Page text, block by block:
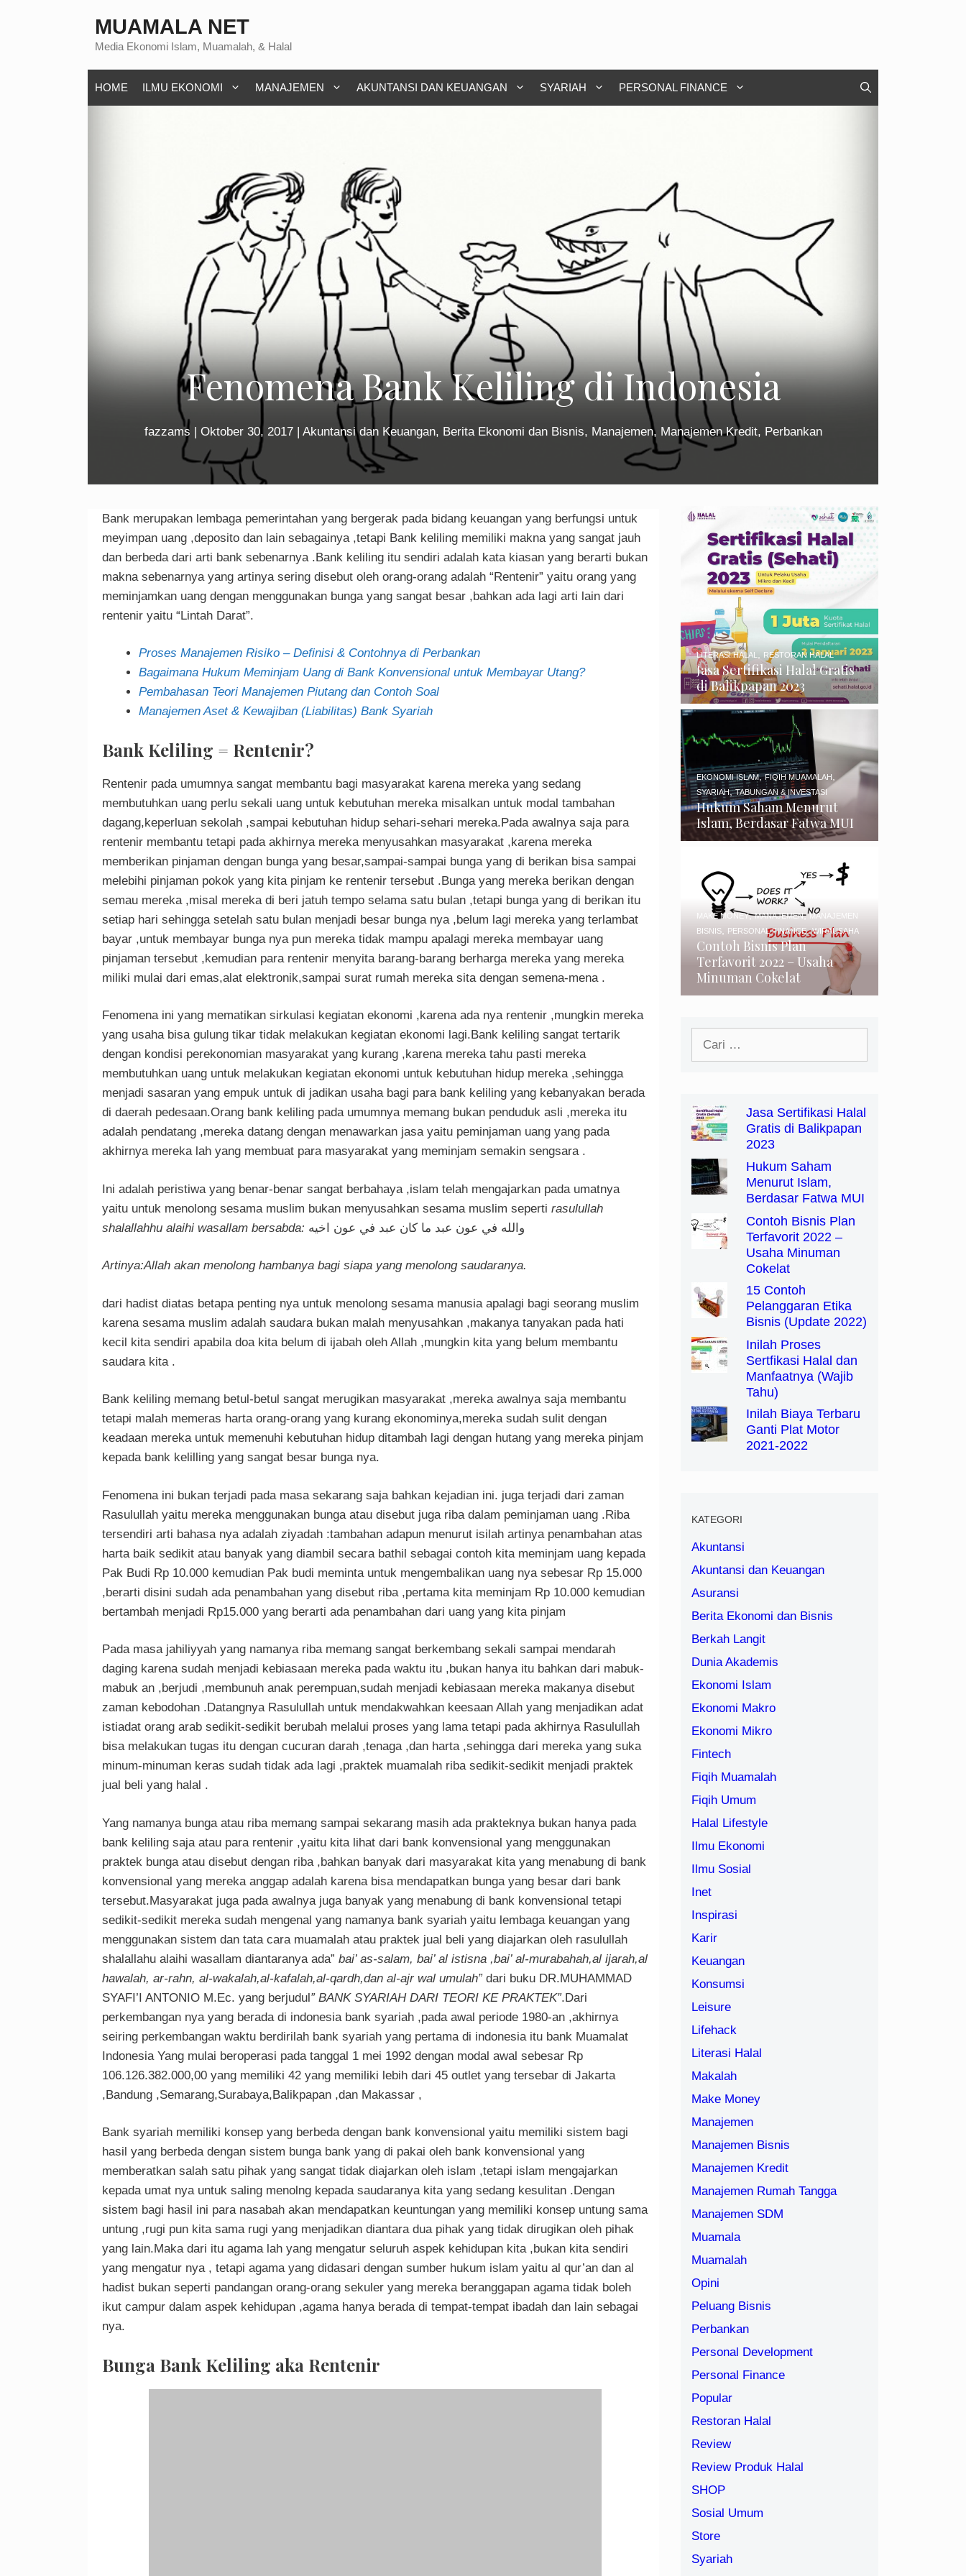
MUAMALA NET
Media Ekonomi Islam, Muamalah, & Halal
HOME ILMU EKONOMI MANAJEMEN AKUNTANSI DAN KEUANGAN SYARIAH PERSONAL FINANCE
Fenomena Bank Keliling di Indonesia
fazzams | Oktober 30, 2017| Akuntansi dan Keuangan, Berita Ekonomi dan Bisnis, Manajemen, Manajemen Kredit, Perbankan
Bank merupakan lembaga pemerintahan yang bergerak pada bidang keuangan yang berfungsi untuk
meyimpan uang ,deposito dan lain sebagainya ,tetapi Bank keliling memiliki makna yang sangat jauh
dan berbeda dari arti bank sebenarnya .Bank keliling itu sendiri adalah kata kiasan yang berarti bukan
makna sebenarnya yang artinya sering disebut oleh orang-orang adalah “Rentenir” yaitu orang yang
meminjamkan uang dengan menggunakan bunga yang sangat besar ,bahkan ada lagi arti lain dari
rentenir yaitu “Lintah Darat”.
Proses Manajemen Risiko – Definisi & Contohnya di Perbankan
Bagaimana Hukum Meminjam Uang di Bank Konvensional untuk Membayar Utang?
Pembahasan Teori Manajemen Piutang dan Contoh Soal
Manajemen Aset & Kewajiban (Liabilitas) Bank Syariah
Bank Keliling = Rentenir?
Rentenir pada umumnya sangat membantu bagi masyarakat karena mereka yang sedang
membutuhkan uang perlu sekali uang untuk kebutuhan mereka misalkan untuk modal tambahan
dagang,keperluan sekolah ,sampai kebutuhan hidup sehari-sehari mereka.Pada awalnya saja para
rentenir membantu tetapi pada akhirnya mereka menyusahkan masyarakat ,karena mereka
memberikan pinjaman dengan bunga yang besar,sampai-sampai bunga yang di berikan bisa sampai
melebihi pinjaman pokok yang kita pinjam ke rentenir tersebut .Bunga yang mereka berikan dengan
semau mereka ,misal mereka di beri jatuh tempo selama satu bulan ,tetapi bunga yang di berikan itu
setiap hari sehingga setelah satu bulan menjadi besar bunga nya ,belum lagi mereka yang terlambat
bayar ,untuk membayar bunga nya pun mereka tidak mampu apalagi mereka membayar uang
pinjaman tersebut ,kemudian para rentenir menyita barang-barang berharga mereka yang mereka
miliki mulai dari emas,alat elektronik,sampai surat rumah mereka sita dengan semena-mena .
Fenomena ini yang mematikan sirkulasi kegiatan ekonomi ,karena ada nya rentenir ,mungkin mereka
yang usaha bisa gulung tikar tidak melakukan kegiatan ekonomi lagi.Bank keliling sangat tertarik
dengan kondisi perekonomian masyarakat yang kurang ,karena mereka tahu pasti mereka
membutuhkan uang untuk melakukan kegiatan ekonomi untuk kebutuhan hidup mereka ,sehingga
menjadi sasaran yang empuk untuk di jadikan usaha bagi para bank keliling yang kebanyakan berada
di daerah pedesaan.Orang bank keliling pada umumnya memang bukan penduduk asli ,mereka itu
adalah pendatang ,mereka datang dengan menawarkan jasa yaitu peminjaman uang yang pada
akhirnya mereka lah yang membuat para masyarakat yang meminjam semakin sengsara .
Ini adalah peristiwa yang benar-benar sangat berbahaya ,islam telah mengajarkan pada umatnya
yaitu untuk menolong sesama muslim bukan menyusahkan sesama muslim seperti rasulullah
shalallahhu alaihi wasallam bersabda: والله في عون عبد ما كان عبد في عون اخيه
Artinya:Allah akan menolong hambanya bagi siapa yang menolong saudaranya.
dari hadist diatas betapa penting nya untuk menolong sesama manusia apalagi bagi seorang muslim
karena sesama muslim adalah saudara bukan malah menyusahkan ,makanya tanyakan pada hati
kecil kita sendiri apabila doa kita belum di ijabah oleh Allah ,mungkin kita yang belum membantu
saudara kita .
Bank keliling memang betul-betul sangat merugikan masyarakat ,mereka awalnya saja membantu
tetapi malah memeras harta orang-orang yang kurang ekonominya,mereka sudah sulit dengan
keadaan mereka untuk memenuhi kebutuhan hidup ditambah lagi dengan hutang yang mereka pinjam
kepada bank kelilling yang sangat besar bunga nya.
Fenomena ini bukan terjadi pada masa sekarang saja bahkan kejadian ini. juga terjadi dari zaman
Rasulullah yaitu mereka menggunakan bunga atau disebut juga riba dalam peminjaman uang .Riba
tersendiri arti bahasa nya adalah ziyadah :tambahan adapun menurut isilah artinya penambahan atas
harta baik sedikit atau banyak yang diambil secara bathil sebagai contoh kita meminjam uang kepada
Pak Budi Rp 10.000 kemudian Pak budi meminta untuk mengembalikan uang nya sebesar Rp 15.000
,berarti disini sudah ada penambahan yang disebut riba ,pertama kita meminjam Rp 10.000 kemudian
bertambah menjadi Rp15.000 yang berarti ada penambahan dari uang yang kita pinjam
Pada masa jahiliyyah yang namanya riba memang sangat berkembang sekali sampai mendarah
daging karena sudah menjadi kebiasaan mereka pada waktu itu ,bukan hanya itu bahkan dari mabuk-
mabuk an ,berjudi ,membunuh anak perempuan,sudah menjadi kebiasaan mereka makanya disebut
zaman kebodohan .Datangnya Rasulullah untuk mendakwahkan keesaan Allah yang menjadikan adat
istiadat orang arab sedikit-sedikit berubah melalui proses yang lama tetapi pada akhirnya Rasulullah
bisa melakukan tugas itu dengan cucuran darah ,tenaga ,dan harta ,sehingga dari mereka yang suka
minum-minuman keras sudah tidak ada lagi ,praktek muamalah riba sedikit-sedikit menjadi praktek
jual beli yang halal .
Yang namanya bunga atau riba memang sampai sekarang masih ada prakteknya bukan hanya pada
bank keliling saja atau para rentenir ,yaitu kita lihat dari bank konvensional yang menggunakan
praktek bunga atau disebut dengan riba ,bahkan banyak dari masyarakat kita yang menabung di bank
konvensional yang mereka anggap adalah karena bisa mendapatkan bunga yang besar dari bank
tersebut.Masyarakat juga pada awalnya juga banyak yang menabung di bank konvensional tetapi
sedikit-sedikit mereka sudah mengenal yang namanya bank syariah yaitu lembaga keuangan yang
menggunakan sistem dan tata cara muamalah atau praktek jual beli yang diajarkan oleh rasulullah
shalallahu alaihi wasallam diantaranya ada” bai’ as-salam, bai’ al istisna ,bai’ al-murabahah,al ijarah,al
hawalah, ar-rahn, al-wakalah,al-kafalah,al-qardh,dan al-ajr wal umulah”dari buku DR.MUHAMMAD
SYAFI’I ANTONIO M.Ec. yang berjudul” BANK SYARIAH DARI TEORI KE PRAKTEK”.Dari
perkembangan nya yang berada di indonesia bank syariah ,pada awal periode 1980-an ,akhirnya
seiring perkembangan waktu berdirilah bank syariah yang pertama di indonesia itu bank Muamalat
Indonesia Yang mulai beroperasi pada tanggal 1 mei 1992 dengan modal awal sebesar Rp
106.126.382.000,00 yang memiliki 42 yang memiliki lebih dari 45 outlet yang tersebar di Jakarta
,Bandung ,Semarang,Surabaya,Balikpapan ,dan Makassar ,
Bank syariah memiliki konsep yang berbeda dengan bank konvensional yaitu memiliki sistem bagi
hasil yang berbeda dengan sistem bunga bank yang di pakai oleh bank konvensional yang
memberatkan salah satu pihak yang sangat tidak diajarkan oleh islam ,tetapi islam mengajarkan
kepada umat nya untuk saling menolng kepada saudaranya kita yang sedang kesulitan .Dengan
sistem bagi hasil ini para nasabah akan mendapatkan keuntungan yang memiliki konsep untung sama
untung ,rugi pun kita sama rugi yang menjadikan diantara dua pihak yang tidak dirugikan oleh pihak
yang lain.Maka dari itu agama lah yang mengatur seluruh aspek kehidupan kita ,bukan kita sendiri
yang mengatur nya , tetapi agama yang didasari dengan sumber hukum islam yaitu al qur’an dan al
hadist bukan seperti pandangan orang-orang sekuler yang mereka beranggapan agama tidak boleh
ikut campur dalam aspek kehidupan ,agama hanya berada di tempat-tempat ibadah dan lain sebagai
nya.
Bunga Bank Keliling aka Rentenir
Jasa Sertifikasi Halal Gratis
di Balikpapan 2023
LITERASI HALAL RESTORAN HALAL
Hukum Saham Menurut
Islam, Berdasar Fatwa MUI
EKONOMI ISLAM,FIQIH MUAMALAH ,
SYARIAH,TABUNGAN & INVESTASI
Contoh Bisnis Plan
Terfavorit 2022 – Usaha
Minuman Cokelat
MAKE MONEY,MANAJEMEN,MANAJEMEN
BISNIS
PERSONAL FINANCE,WIRAUSAHA
Jasa Sertifikasi Halal
Gratis di Balikpapan
2023
Hukum Saham
Menurut Islam,
Berdasar Fatwa MUI
Contoh Bisnis Plan
Terfavorit 2022 –
Usaha Minuman
Cokelat
15 Contoh
Pelanggaran Etika
Bisnis (Update 2022)
Inilah Proses
Sertfikasi Halal dan
Manfaatnya (Wajib
Tahu)
Inilah Biaya Terbaru
Ganti Plat Motor
2021-2022
KATEGORI
Akuntansi
Akuntansi dan Keuangan
Asuransi
Berita Ekonomi dan Bisnis
Berkah Langit
Dunia Akademis
Ekonomi Islam
Ekonomi Makro
Ekonomi Mikro
Fintech
Fiqih Muamalah
Fiqih Umum
Halal Lifestyle
Ilmu Ekonomi
Ilmu Sosial
Inet
Inspirasi
Karir
Keuangan
Konsumsi
Leisure
Lifehack
Literasi Halal
Makalah
Make Money
Manajemen
Manajemen Bisnis
Manajemen Kredit
Manajemen Rumah Tangga
Manajemen SDM
Muamala
Muamalah
Opini
Peluang Bisnis
Perbankan
Personal Development
Personal Finance
Popular
Restoran Halal
Review
Review Produk Halal
SHOP
Sosial Umum
Store
Syariah